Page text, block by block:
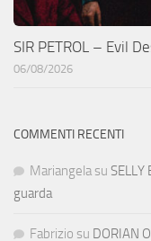
SIR PETROL – Evil
06/08/2026
COMMENTI RECENTI
Mariangela su
guarda
Fabrizio su DORIAN